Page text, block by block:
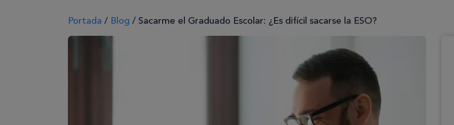
Portada / Blog / Sacarme el Graduado Escolar: ¿Es difícil sacarse la ESO?